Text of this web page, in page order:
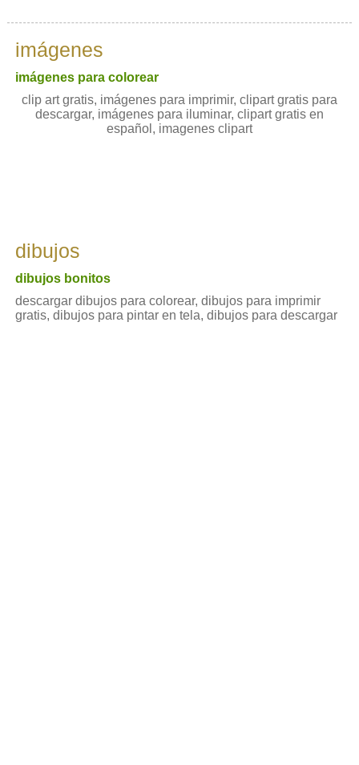
imágenes
imágenes para colorear
clip art gratis, imágenes para imprimir, clipart gratis para
descargar, imágenes para iluminar, clipart gratis en
español, imagenes clipart
dibujos
dibujos bonitos
descargar dibujos para colorear, dibujos para imprimir
gratis, dibujos para pintar en tela, dibujos para descargar